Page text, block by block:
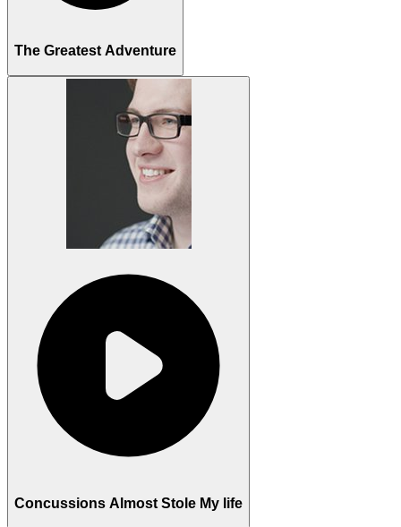
The Greatest Adventure
Concussions Almost Stole My life